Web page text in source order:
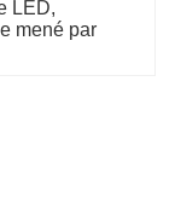
LED,
mené par